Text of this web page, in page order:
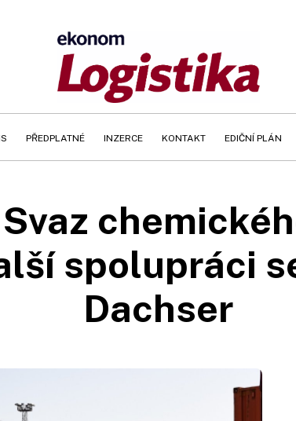
PŘEDPLATNÉ INZERCE KONTAKT EDIČNÍ PLÁN
spolupráci
Dachser